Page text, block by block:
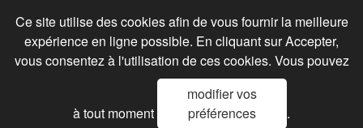
Ce site utilise des cookies afin de vous fournir la meilleure
expérience en ligne possible. En cliquant sur Accepter,
vous consentez à l'utilisation de ces cookies. Vous pouvez
à tout moment
modifier vos
préférences
.